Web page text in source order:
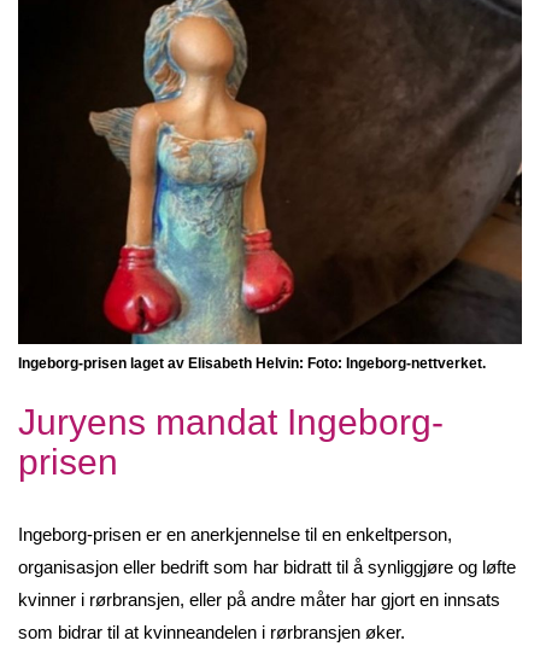
Ingeborg-prisen laget av Elisabeth Helvin: Foto: Ingeborg-nettverket.
Juryens mandat Ingeborg-
prisen
Ingeborg-prisen er en anerkjennelse til en enkeltperson,
organisasjon eller bedrift som har bidratt til å synliggjøre og løfte
kvinner i rørbransjen, eller på andre måter har gjort en innsats
som bidrar til at kvinneandelen i rørbransjen øker.